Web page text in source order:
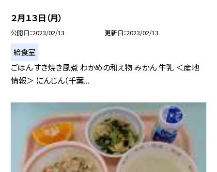
２月１３日（月）
公開日 2023/02/13 更新日 2023/02/13
給食室
ごはん すき焼き風煮 わかめの和え物 みかん 牛乳 ＜産地
情報＞ にんじん（千葉...